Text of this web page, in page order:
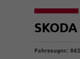
Fahrzeugnr.: